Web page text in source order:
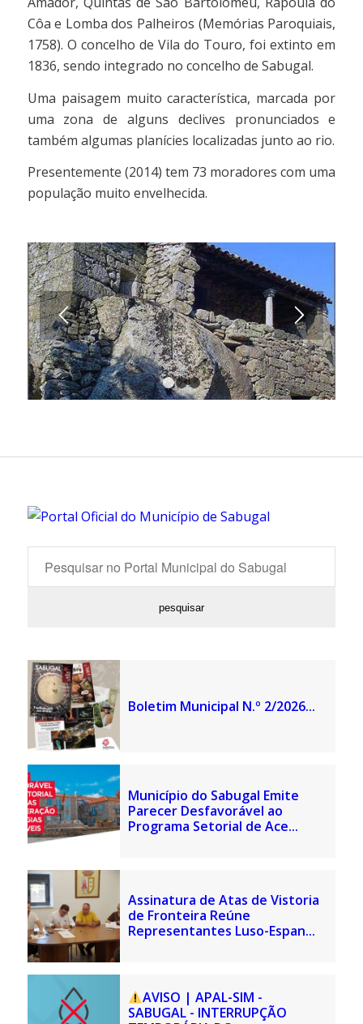
Côa e Lomba dos Palheiros (Memórias Paroquiais,
1758). O concelho de Vila do Touro, foi extinto em
1836, sendo integrado no concelho de Sabugal.
Uma paisagem muito característica, marcada por
uma zona de alguns declives pronunciados e
também algumas planícies localizadas junto ao rio.
Presentemente (2014) tem 73 moradores com uma
população muito envelhecida.
1 2 3
Boletim Municipal N.º 2/2026...
Município do Sabugal Emite
Parecer Desfavorável ao
Programa Setorial de Ace...
Assinatura de Atas de Vistoria
de Fronteira Reúne
Representantes Luso-Espan...
AVISO | APAL-SIM -
SABUGAL - INTERRUPÇÃO